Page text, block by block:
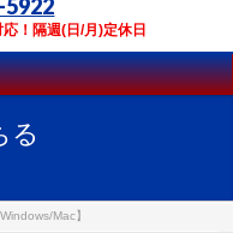
5922
！隔週(日/月)定休日
る
Mac】